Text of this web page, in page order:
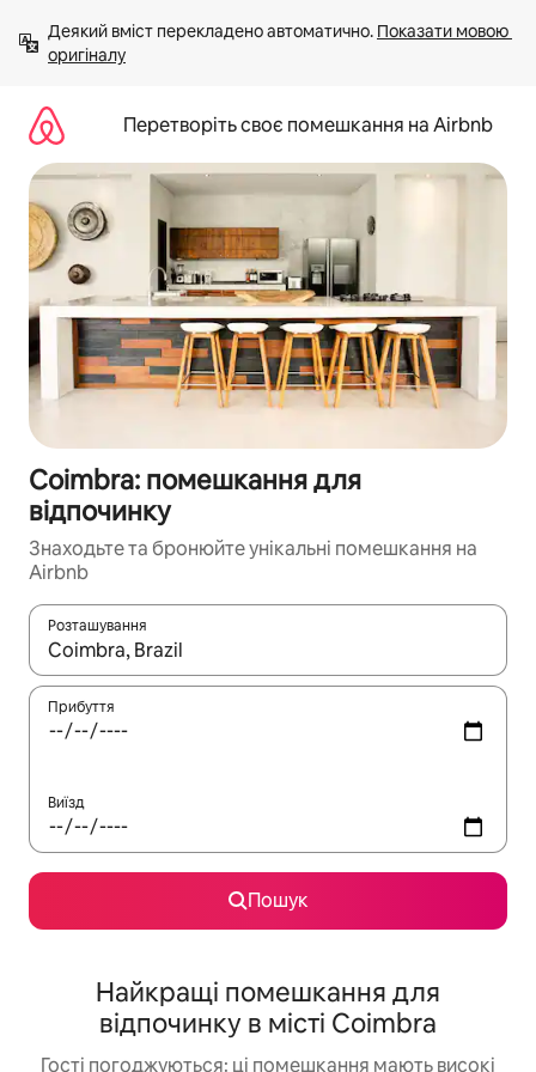
вмісту
Деякий вміст перекладено автоматично. Показати мовою
оригіналу
Перетворіть своє помешкання на Airbnb
Coimbra: помешкання для
відпочинку
Знаходьте та бронюйте унікальні помешкання на
Airbnb
Розташування
Отримавши результати пошуку, використовуйте для
Прибуття
Виїзд
Пошук
Найкращі помешкання для
відпочинку в місті Coimbra
Гості погоджуються: ці помешкання мають високі